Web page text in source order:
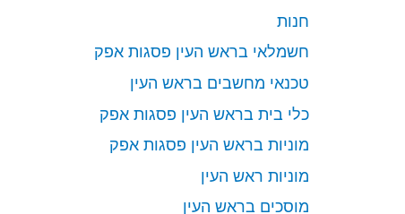
חנות
חשמלאי בראש העין פסגות אפק
טכנאי מחשבים בראש העין
כלי בית בראש העין פסגות אפק
מוניות בראש העין פסגות אפק
מוניות ראש העין
מוסכים בראש העין